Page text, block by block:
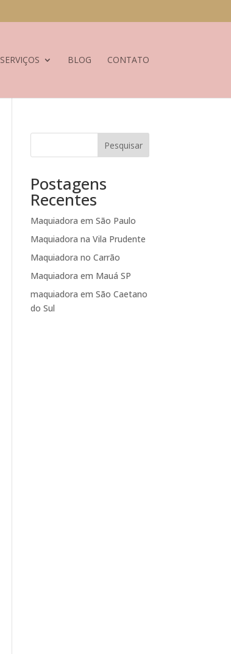
SERVIÇOS BLOG CONTATO
Pesquisar
Postagens
Recentes
Maquiadora em São Paulo
Maquiadora na Vila Prudente
Maquiadora no Carrão
Maquiadora em Mauá SP
maquiadora em São Caetano
do Sul